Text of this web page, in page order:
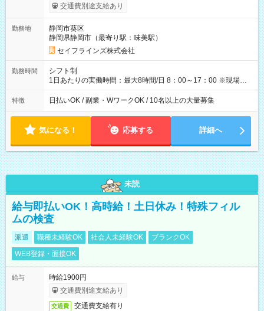
翌5時は割増給与 ◎日払い・週払い可(希望者／条件有) ◎食事サ
ポート ＜月収例＞ 入社3か月：月収28万 入社1年：月収39万 ◎
す♪ ダブルワークも可能です☺ ◎髪色、ピアス、タトゥーOK お
しゃれも自由に楽しめます！ 【試用期間】試用期間あり 試用期
間の長さ：3ヶ月 雇用形態、給与は本採用時と同じです。
交通費別途支給あり
勤務地
静岡市葵区
静岡県静岡市（最寄り駅：味美駅）
セイフラインズ株式会社
勤務時間
シフト制
1日あたりの実働時間：最大8時間/日 8：00～17：00 ※現場によ
っては多少時間は前後します ▶残業ほとんどなし！ ▶時間より
早く終わることの方が多いと思います。現場によっては午前中
望の方は夜勤（21:00～6:00）のお仕事も可能。
特徴 日払いOK / 副業・WワークOK / 10名以上の大量募集
気になる！ 応募する 詳細へ
未読
給与即払いOK！高時給！土日休み！特殊フィル
ムの検査
派遣 職種未経験OK 社会人未経験OK
ブランクOK
WEB登録・面接OK
給与
時給1900円
交通費別途支給あり
交通費 交通費支給有り